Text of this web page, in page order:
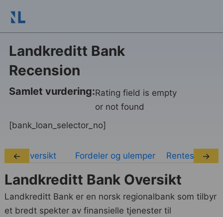
Landkreditt Bank
Recension
Samlet vurdering:Rating field is empty
or not found
[bank_loan_selector_no]
Oversikt Fordeler og ulemper Rentesatser
← →
Landkreditt Bank Oversikt
Landkreditt Bank er en norsk regionalbank som tilbyr
et bredt spekter av finansielle tjenester til